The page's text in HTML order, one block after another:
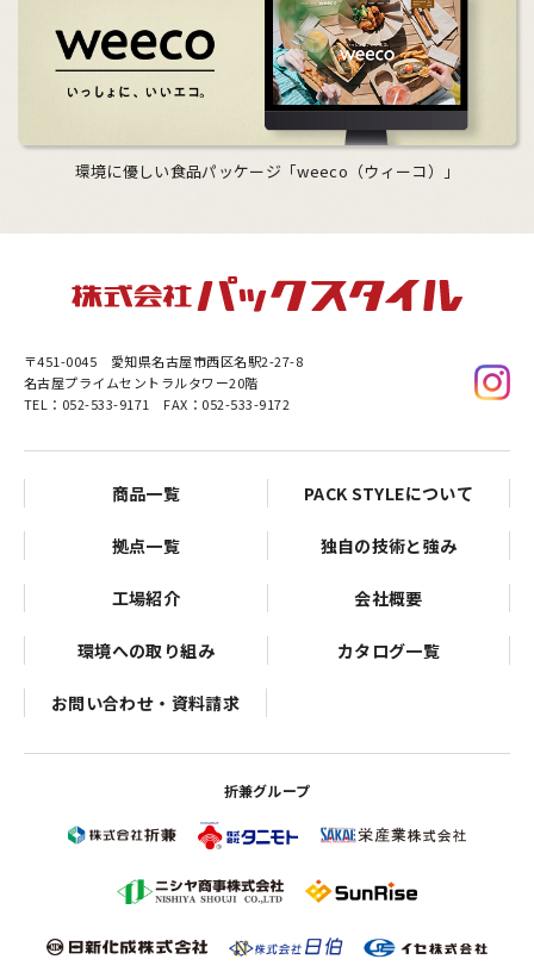
環境に優しい食品パッケージ「weeco（ウィーコ）」
〒451-0045 愛知県名古屋市西区名駅2-27-8
名古屋プライムセントラルタワー20階
TEL：052-533-9171 FAX：052-533-9172
商品一覧 PACK STYLEについて
拠点一覧 独自の技術と強み
工場紹介 会社概要
環境への取り組み カタログ一覧
お問い合わせ・資料請求
折兼グループ